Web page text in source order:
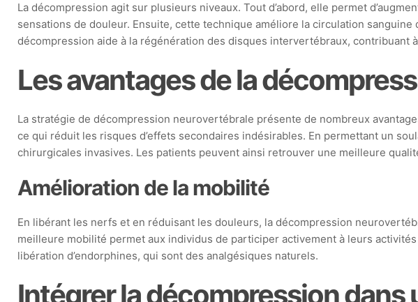
La décompression agit sur plusieurs niveaux. Tout d’abord, elle permet
sensations de douleur. Ensuite, cette technique améliore la circulation
décompression aide à la régénération des disques intervertébraux, contribuant
Les avantages de la
La stratégie de décompression neurovertébrale présente de nombreux
ce qui réduit les risques d’effets secondaires indésirables. En permettant un
chirurgicales invasives. Les patients peuvent ainsi retrouver une meilleure
Amélioration de la mobilité
En libérant les nerfs et en réduisant les douleurs, la décompression
meilleure mobilité permet aux individus de participer activement à leurs
libération d’endorphines, qui sont des analgésiques naturels.
Intégrer la décompression dans